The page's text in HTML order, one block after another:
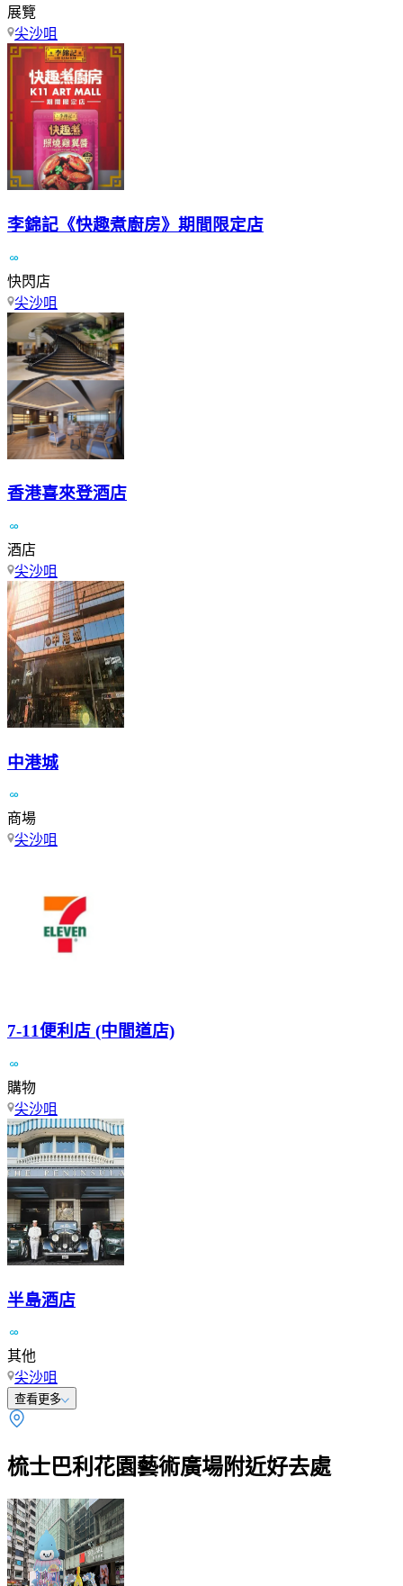
展覽
尖沙咀
李錦記《快趣煮廚房》期間限定店
快閃店
尖沙咀
香港喜來登酒店
酒店
尖沙咀
中港城
商場
尖沙咀
7-11便利店 (中間道店)
購物
尖沙咀
半島酒店
其他
尖沙咀
查看更多
梳士巴利花園藝術廣場附近好去處